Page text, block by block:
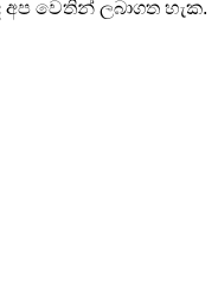
වෙතින් ලබාගත හැක.